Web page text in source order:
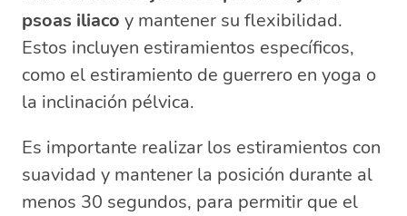
psoas iliaco y mantener su flexibilidad.
Estos incluyen estiramientos específicos,
como el estiramiento de guerrero en yoga o
la inclinación pélvica.
Es importante realizar los estiramientos con
suavidad y mantener la posición durante al
menos 30 segundos, para permitir que el